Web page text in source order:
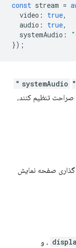
const stream =
video : true,
audio : true,
systemAudio :
});
systemAudio
صراحت تنظیم کنند،
گذاری صفحه نمایش
، و